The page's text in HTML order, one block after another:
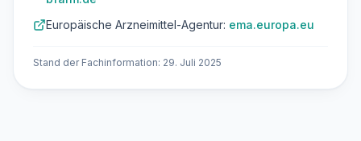
Europäische Arzneimittel-Agentur: ema.europa.eu
Stand der Fachinformation: 29. Juli 2025